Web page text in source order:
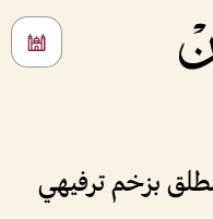
صيف دبي 2026 تنطلق بزخم ترفيهي